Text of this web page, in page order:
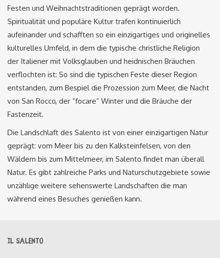
Festen und Weihnachtstraditionen geprägt worden.
Spiritualität und populäre Kultur trafen kontinuierlich
aufeinander und schafften so ein einzigartiges und originelles
kulturelles Umfeld, in dem die typische christliche Religion
der Italiener mit Volksglauben und heidnischen Bräuchen
verflochten ist: So sind die typischen Feste dieser Region
entstanden, zum Bespiel die Prozession zum Meer, die Nacht
von San Rocco, der “focare” Winter und die Bräuche der
Fastenzeit.
Die Landschlaft des Salento ist von einer einzigartigen Natur
geprägt: vom Meer bis zu den Kalksteinfelsen, von den
Wäldern bis zum Mittelmeer, im Salento findet man überall
Natur. Es gibt zahlreiche Parks und Naturschutzgebiete sowie
unzählige weitere sehenswerte Landschaften die man
während eines Besuches genießen kann.
IL SALENTO